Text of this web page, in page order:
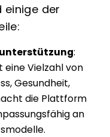
einige der
:
Vielzahl von
Gesundheit,
die Plattform
an